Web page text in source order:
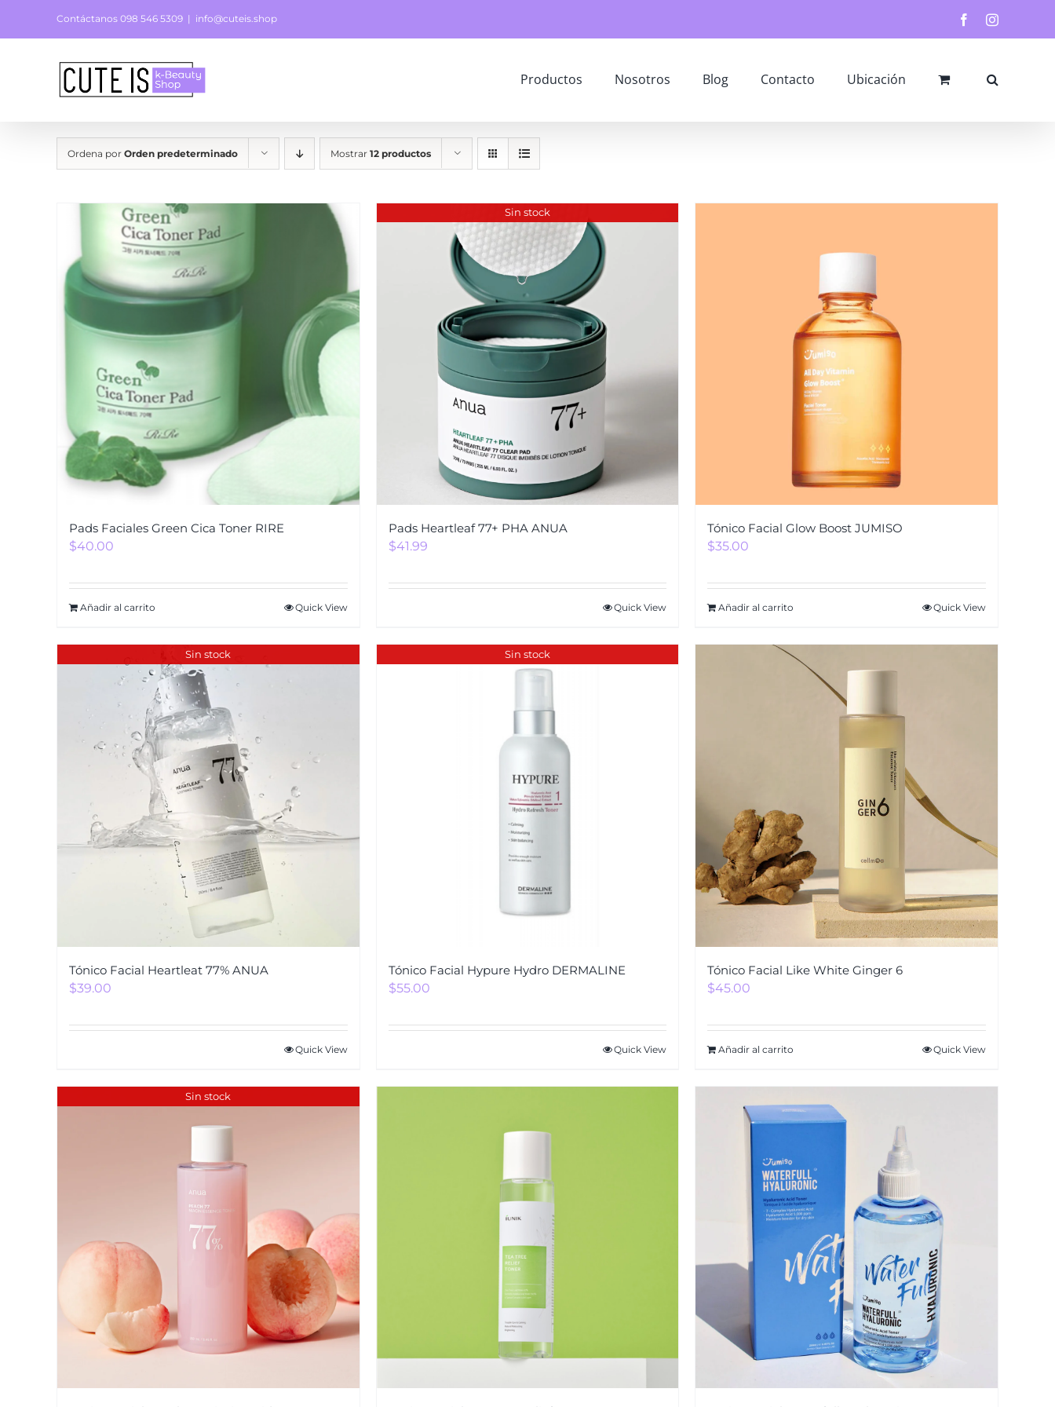
Contáctanos 098 546 5309 | info@cuteis.shop FacebookInstagram
Productos Nosotros Blog Contacto Ubicación
Ordena por Orden predeterminado Mostrar 12 productos
Pads Faciales Green Cica Toner RIRE
$40.00
Añadir al carrito Quick View
Sin stock
Pads Heartleaf 77+ PHA ANUA
$41.99
Quick View
Tónico Facial Glow Boost JUMISO
$35.00
Añadir al carrito Quick View
Sin stock
Tónico Facial Heartleat 77% ANUA
$39.00
Quick View
Sin stock
Tónico Facial Hypure Hydro DERMALINE
$55.00
Quick View
Tónico Facial Like White Ginger 6
$45.00
Añadir al carrito Quick View
Sin stock